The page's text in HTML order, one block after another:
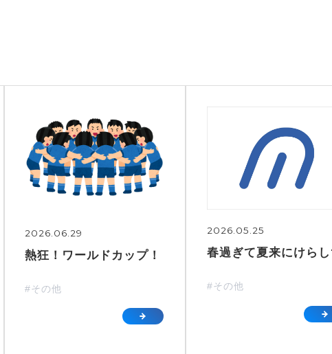
2026.06.29
熱狂！ワールドカップ！
#その他
2026.05.25
春過ぎて夏来にけら
#その他